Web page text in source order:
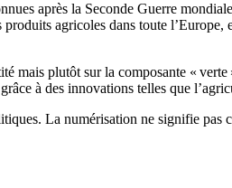
après la Seconde Guerre
agricoles dans toute l’Europe,
mais plutôt sur la composante «
à des innovations telles que
La numérisation ne signifie pas